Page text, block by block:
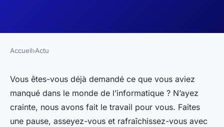
Accueil›Actu
Vous êtes-vous déjà demandé ce que vous aviez
manqué dans le monde de l’informatique ? N’ayez
crainte, nous avons fait le travail pour vous. Faites
une pause, asseyez-vous et rafraîchissez-vous avec